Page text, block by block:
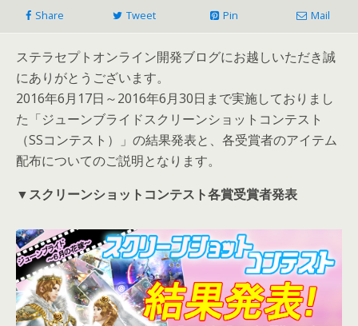
Share Tweet Pin Mail
ステラセプトオンライン開発ブログにお越しいただき誠
にありがとうございます。
2016年6月17日～2016年6月30日まで実施しておりまし
た「ジューンブライドスクリーンショットコンテスト
（SSコンテスト）」の結果発表と、各受賞者のアイテム
配布についてのご説明となります。
▼スクリーンショットコンテスト各賞受賞者発表